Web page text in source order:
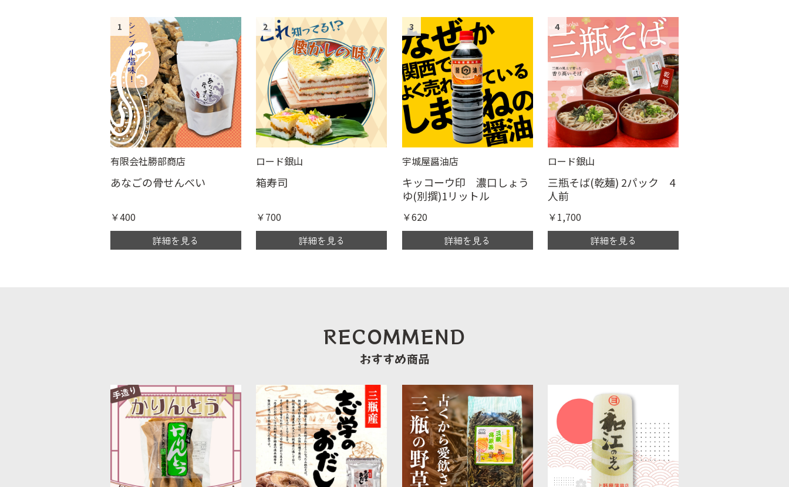
1
有限会社勝部商店
あなごの骨せんべい
￥400
詳細を見る
2
ロード銀山
箱寿司
￥700
詳細を見る
3
宇城屋醤油店
キッコーウ印 濃口しょう
ゆ(別撰)1リットル
￥620
詳細を見る
4
ロード銀山
三瓶そば(乾麺) 2パック 4
人前
￥1,700
詳細を見る
RECOMMEND
おすすめ商品